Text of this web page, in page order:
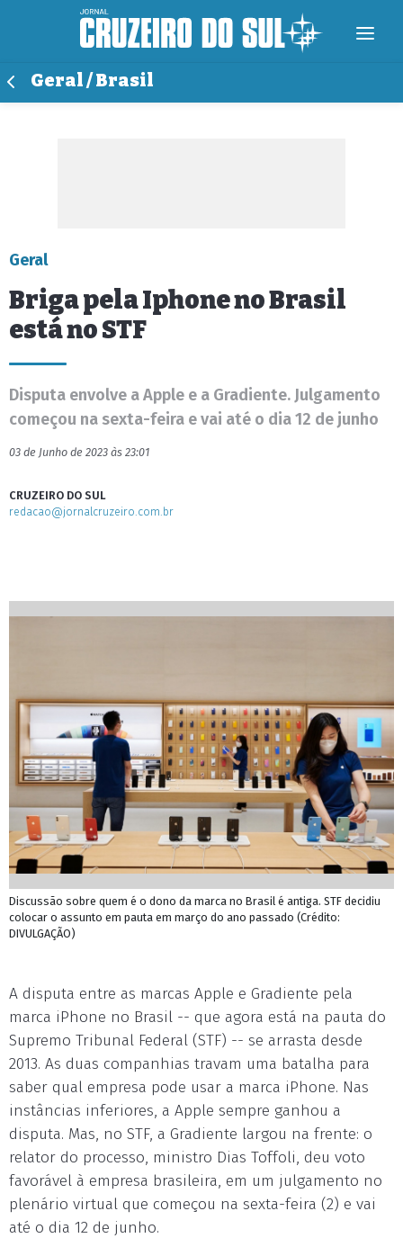
Geral / Brasil
Geral
Briga pela Iphone no Brasil
está no STF
Disputa envolve a Apple e a Gradiente. Julgamento
começou na sexta-feira e vai até o dia 12 de junho
03 de Junho de 2023 às 23:01
CRUZEIRO DO SUL
redacao@jornalcruzeiro.com.br
Discussão sobre quem é o dono da marca no Brasil é antiga. STF decidiu
colocar o assunto em pauta em março do ano passado (Crédito:
DIVULGAÇÃO)
A disputa entre as marcas Apple e Gradiente pela
marca iPhone no Brasil -- que agora está na pauta do
Supremo Tribunal Federal (STF) -- se arrasta desde
2013. As duas companhias travam uma batalha para
saber qual empresa pode usar a marca iPhone. Nas
instâncias inferiores, a Apple sempre ganhou a
disputa. Mas, no STF, a Gradiente largou na frente: o
relator do processo, ministro Dias Toffoli, deu voto
favorável à empresa brasileira, em um julgamento no
plenário virtual que começou na sexta-feira (2) e vai
até o dia 12 de junho.